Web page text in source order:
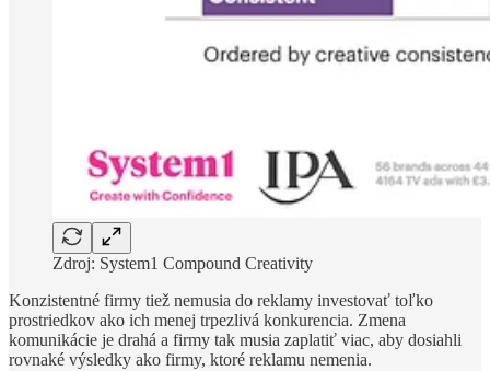
Zdroj: System1 Compound Creativity
Konzistentné firmy tiež nemusia do reklamy investovať toľko
prostriedkov ako ich menej trpezlivá konkurencia. Zmena
komunikácie je drahá a firmy tak musia zaplatiť viac, aby dosiahli
rovnaké výsledky ako firmy, ktoré reklamu nemenia.